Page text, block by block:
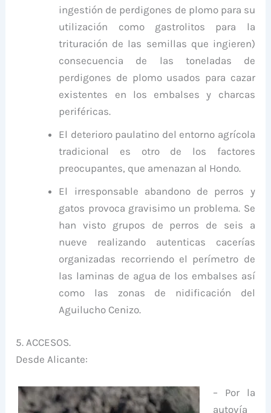
ingestión de perdigones de plomo para su
utilización como gastrolitos para la
trituración de las semillas que ingieren)
consecuencia de las toneladas de
perdigones de plomo usados para cazar
existentes en los embalses y charcas
periféricas.
El deterioro paulatino del entorno agrícola
tradicional es otro de los factores
preocupantes, que amenazan al Hondo.
El irresponsable abandono de perros y
gatos provoca gravisimo un problema. Se
han visto grupos de perros de seis a
nueve realizando autenticas cacerías
organizadas recorriendo el perímetro de
las laminas de agua de los embalses así
como las zonas de nidificación del
Aguilucho Cenizo.
5. ACCESOS.
Desde Alicante:
– Por la
autovía